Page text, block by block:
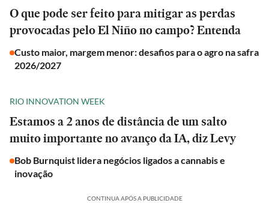
O que pode ser feito para mitigar as perdas
provocadas pelo El Niño no campo? Entenda
Custo maior, margem menor: desafios para o agro na safra
2026/2027
RIO INNOVATION WEEK
Estamos a 2 anos de distância de um salto
muito importante no avanço da IA, diz Levy
Bob Burnquist lidera negócios ligados a cannabis e
inovação
CONTINUA APÓS A PUBLICIDADE